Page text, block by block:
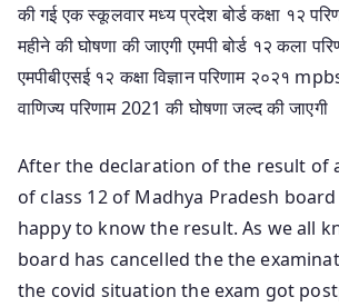
की गई एक स्कूलवार मध्य प्रदेश बोर्ड कक्षा १२
महीने की घोषणा की जाएगी एमपी बोर्ड १२ कला
एमपीबीएसई १२ कक्षा विज्ञान परिणाम २०२१
वाणिज्य परिणाम 2021 की घोषणा जल्द की जाएगी
After the declaration of the result of
of class 12 of Madhya Pradesh
happy to know the result. As we all
board has cancelled the the
the covid situation the exam got